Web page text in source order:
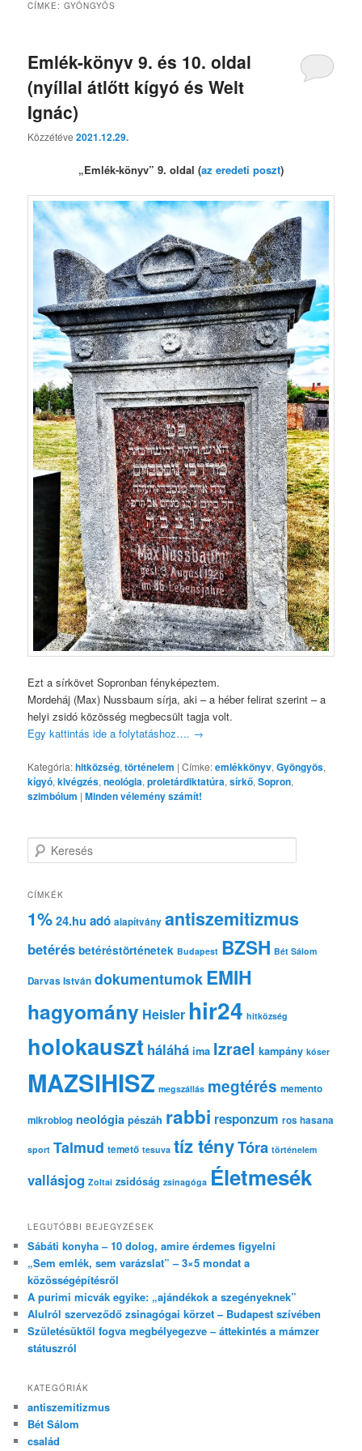
CÍMKE:GYÖNGYÖS
Emlék-könyv 9. és 10. oldal
(nyíllal átlőtt kígyó és Welt
Ignác)
Közzétéve2021.12.29.
„Emlék-könyv” 9. oldal (az eredeti poszt)
Ezt a sírkövet Sopronban fényképeztem.
Mordeháj (Max) Nussbaum sírja, aki – a héber felirat szerint – a
helyi zsidó közösség megbecsült tagja volt.
Egy kattintás ide a folytatáshoz…. →
Kategória:hitközség,történelem |Címke:emlékkönyv,Gyöngyös,
kígyó,kivégzés,neológia,proletárdiktatúra,sírkő,Sopron,
szimbólum |Minden vélemény számít!
e
e
é
CÍMKÉK
1% 24.hu adó alapítvány antiszemitizmus
betérés betéréstörténetek Budapest BZSH Bét Sálom
Darvas István dokumentumok EMIH
hagyomány Heisler hir24 hitközség
holokauszt háláhá ima Izrael kampány kóser
MAZSIHISZ megszállás megtérés memento
mikroblog neológia pészáh rabbi responzum ros hasana
sport Talmud temető tesuva tíz tényTóra történelem
vallásjog Zoltai zsidóság zsinagóga Életmesék
LEGUTÓBBI BEJEGYZÉSEK
Sábáti konyha – 10 dolog, amire érdemes figyelni
„Sem emlék, sem varázslat” – 3×5 mondat a
közösségépítésről
A purimi micvák egyike: „ajándékok a szegényeknek”
Alulról szerveződő zsinagógai körzet – Budapest szívében
Születésüktől fogva megbélyegezve – áttekintés a mámzer
státuszról
KATEGÓRIÁK
antiszemitizmus
Bét Sálom
család